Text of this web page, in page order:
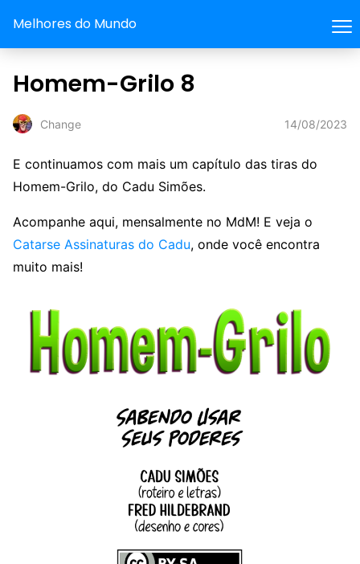
Melhores do Mundo
Homem-Grilo 8
Change 14/08/2023
E continuamos com mais um capítulo das tiras do
Homem-Grilo, do Cadu Simões.
Acompanhe aqui, mensalmente no MdM! E veja o
Catarse Assinaturas do Cadu, onde você encontra
muito mais!